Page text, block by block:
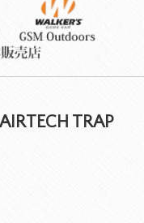
TRAP